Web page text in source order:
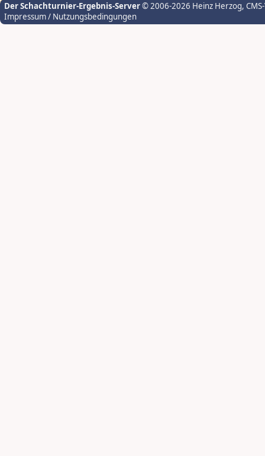
Der Schachturnier-Ergebnis-Server© 2006-2026 Heinz Herzog,
Impressum / Nutzungsbedingungen